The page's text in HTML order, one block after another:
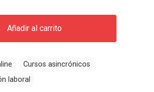
era:
actual
Añadir al carrito
Cursos asincrónicos
laboral